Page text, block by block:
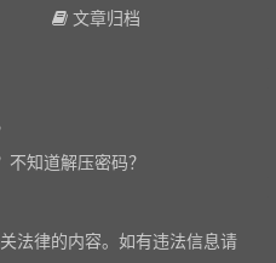
文章归档
知道解压密码？
法律的内容。如有违法信息请